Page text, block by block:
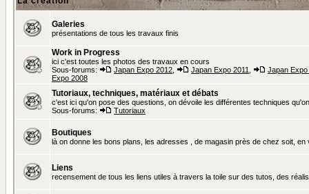
Galeries
présentations de tous les travaux finis
Work in Progress
ici c'est toutes les photos des travaux en cours
Sous-forums:
Japan Expo 2012 Japan Expo 2011
Japan Expo
Expo 2008
Tutoriaux, techniques, matériaux et débats
c'est ici qu'on pose des questions, on dévoile les différentes techniques
Sous-forums:
Tutoriaux
Boutiques
là on donne les bons plans, les adresses , de magasin près de chez soit, en
Liens
recensement de tous les liens utiles à travers la toile sur des tutos, des